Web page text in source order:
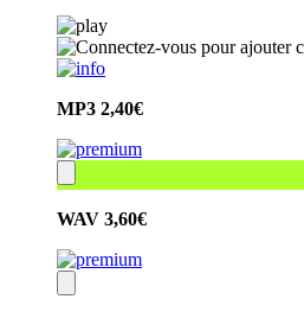
MP3 2,40€
WAV 3,60€